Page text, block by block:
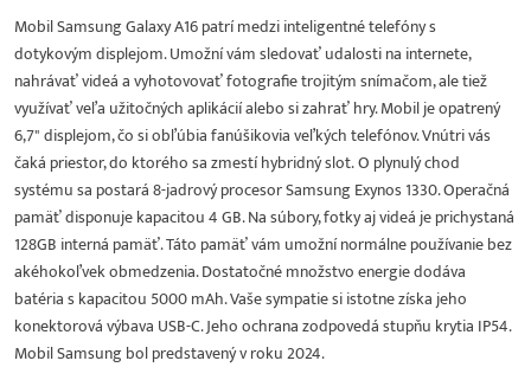
Mobil Samsung Galaxy A16 patrí medzi inteligentné telefóny s
dotykovým displejom. Umožní vám sledovať udalosti na internete,
nahrávať videá a vyhotovovať fotografie trojitým snímačom, ale tiež
využívať veľa užitočných aplikácií alebo si zahrať hry. Mobil je opatrený
6,7" displejom, čo si obľúbia fanúšikovia veľkých telefónov. Vnútri vás
čaká priestor, do ktorého sa zmestí hybridný slot. O plynulý chod
systému sa postará 8-jadrový procesor Samsung Exynos 1330. Operačná
pamäť disponuje kapacitou 4 GB. Na súbory, fotky aj videá je prichystaná
128GB interná pamäť. Táto pamäť vám umožní normálne používanie bez
akéhokoľvek obmedzenia. Dostatočné množstvo energie dodáva
batéria s kapacitou 5000 mAh. Vaše sympatie si istotne získa jeho
konektorová výbava USB-C. Jeho ochrana zodpovedá stupňu krytia IP54.
Mobil Samsung bol predstavený v roku 2024.